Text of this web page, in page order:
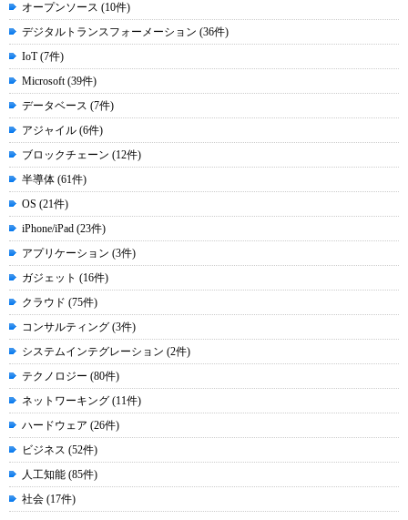
オープンソース (10件)
デジタルトランスフォーメーション (36件)
IoT (7件)
Microsoft (39件)
データベース (7件)
アジャイル (6件)
ブロックチェーン (12件)
半導体 (61件)
OS (21件)
iPhone/iPad (23件)
アプリケーション (3件)
ガジェット (16件)
クラウド (75件)
コンサルティング (3件)
システムインテグレーション (2件)
テクノロジー (80件)
ネットワーキング (11件)
ハードウェア (26件)
ビジネス (52件)
人工知能 (85件)
社会 (17件)